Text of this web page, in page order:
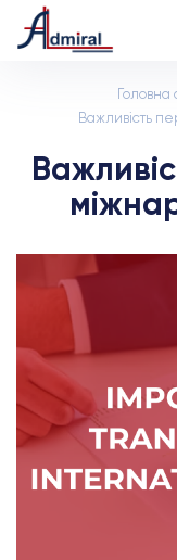
Головна
Важливість